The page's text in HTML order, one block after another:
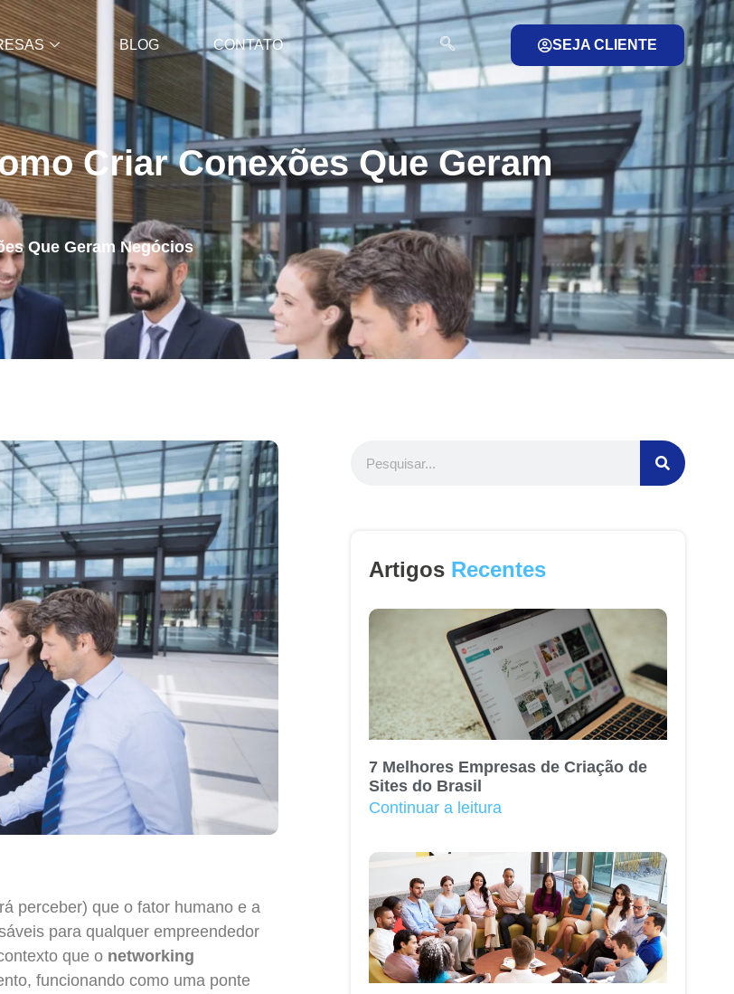
BLOG CONTATO SEJA CLIENTE
Criar Conexões Que Geram
Que Geram Negócios
perceber) que o fator humano e a
para qualquer empreendedor
que o networking
funcionando como uma ponte
Artigos Recentes
7 Melhores Empresas de Criação de
Sites do Brasil
Continuar a leitura